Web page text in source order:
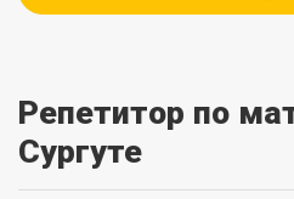
Репетитор по
Сургуте